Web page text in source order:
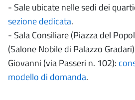
- Sale ubicate nelle sedi dei
sezione dedicata.
- Sala Consiliare (Piazza del
(Salone Nobile di Palazzo
Giovanni (via Passeri n. 102):
modello di domanda.